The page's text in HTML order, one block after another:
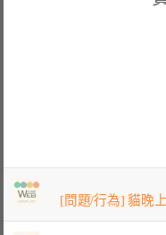
[問題/行為] 貓晚